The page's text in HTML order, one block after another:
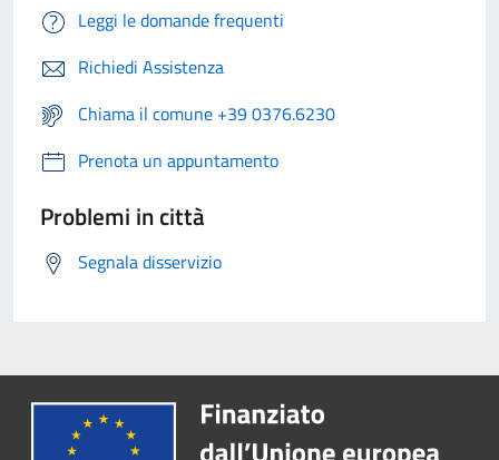
Leggi le domande frequenti
Richiedi Assistenza
Chiama il comune +39 0376.6230
Prenota un appuntamento
Problemi in città
Segnala disservizio